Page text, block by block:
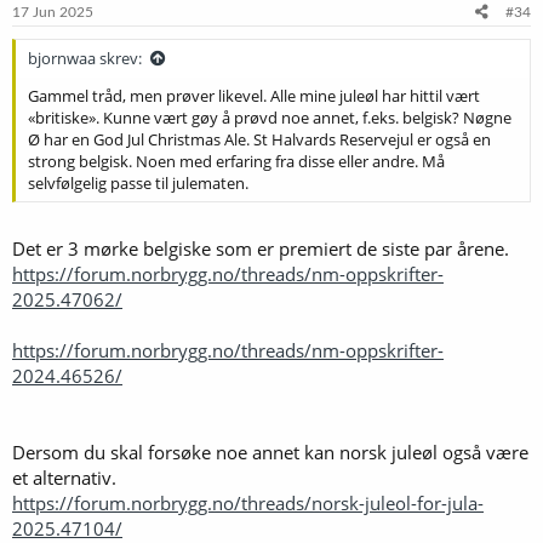
17 Jun 2025 #34
bjornwaa skrev:
Gammel tråd, men prøver likevel. Alle mine juleøl har hittil vært
«britiske». Kunne vært gøy å prøvd noe annet, f.eks. belgisk? Nøgne
Ø har en God Jul Christmas Ale. St Halvards Reservejul er også en
strong belgisk. Noen med erfaring fra disse eller andre. Må
selvfølgelig passe til julematen.
Det er 3 mørke belgiske som er premiert de siste par årene.
https://forum.norbrygg.no/threads/nm-oppskrifter-
2025.47062/
https://forum.norbrygg.no/threads/nm-oppskrifter-
2024.46526/
Dersom du skal forsøke noe annet kan norsk juleøl også være
et alternativ.
https://forum.norbrygg.no/threads/norsk-juleol-for-jula-
2025.47104/